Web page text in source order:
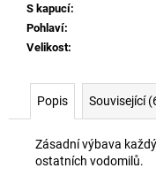
S kapucí:
Pohlaví:
Velikost:
Popis Související
Zásadní výbava
ostatních vodomilů.